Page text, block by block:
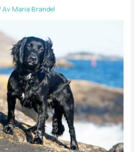
Av Maria Brandel